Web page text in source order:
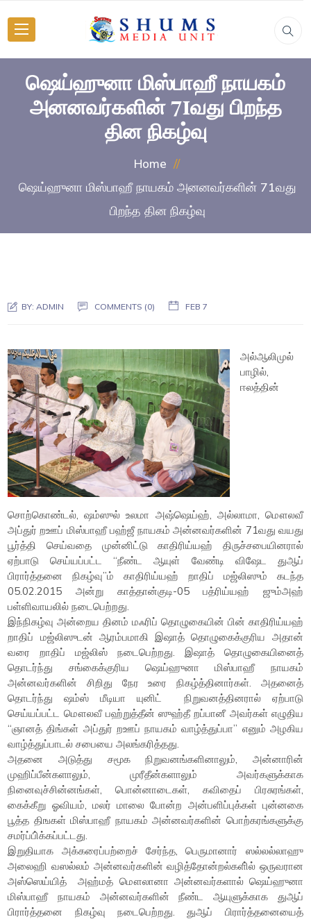
ஷெய்ஹுனா மிஸ்பாஹீ நாயகம்
அனனவர்களின் 71வது பிறந்த
தின நிகழ்வு
Home
ஷெய்ஹுனா மிஸ்பாஹீ நாயகம் அனனவர்களின் 71வது
பிறந்த தின நிகழ்வு
BY:ADMIN COMMENTS (0) FEB 7
அல்ஆலிமுல்
பாழில்,
ஈலத்தின்
சொற்கொண்டல், ஷம்ஸுல் உலமா அஷ்ஷெய்ஹ், அல்லாமா, மௌலவீ
அப்துர் றஊப் மிஸ்பாஹீ பஹ்ஜீ நாயகம் அன்னவர்களின் 71வது வயது
பூர்த்தி செய்வதை முன்னிட்டு காதிரிய்யஹ் திருச்சபையினரால்
ஏற்பாடு செய்யப்பட்ட “நீண்ட ஆயுள் வேண்டி விஷேட துஆப்
பிரார்த்தனை நிகழ்வு”ம் காதிரிய்யஹ் றாதிப் மஜ்லிஸும் கடந்த
05.02.2015 அன்று காத்தான்குடி-05 பத்ரிய்யஹ் ஜும்அஹ்
பள்ளிவாயலில் நடைபெற்றது.
இந்நிகழ்வு அன்றைய தினம் மஃரிப் தொழுகையின் பின் காதிரிய்யஹ்
றாதிப் மஜ்லிஸுடன் ஆரம்பமாகி இஷாத் தொழுகைக்குரிய அதான்
வரை றாதிப் மஜ்லிஸ் நடைபெற்றது. இஷாத் தொழுகையினைத்
தொடர்ந்து சங்கைக்குரிய ஷெய்ஹுனா மிஸ்பாஹீ நாயகம்
அன்னவர்களின் சிறிது நேர உரை நிகழ்த்தினார்கள். அதனைத்
தொடர்ந்து ஷம்ஸ் மீடியா யுனிட் நிறுவனத்தினரால் ஏற்பாடு
செய்யப்பட்ட மௌலவீ பஹ்றுத்தீன் ஸுஹ்தீ றப்பானீ அவர்கள் எழுதிய
“ஞானத் திங்கள் அப்துர் றஊப் நாயகம் வாழ்த்துப்பா” எனும் அழகிய
வாழ்த்துப்பாடல் சபையை அலங்கரித்தது.
அதனை அடுத்து சமூக நிறுவனங்களினாலும், அன்னாரின்
முஹிப்பீன்களாலும், முரீதீன்களாலும் அவர்களுக்காக
நினைவுச்சின்னங்கள், பொன்னாடைகள், கவிதைப் பிரசுரங்கள்,
கைக்கீறு ஓவியம், மலர் மாலை போன்ற அன்பளிப்புக்கள் புன்னகை
பூத்த திஙகள் மிஸ்பாஹீ நாயகம் அன்னவர்களின் பொற்கரங்களுக்கு
சமர்ப்பி்க்கப்பட்டது.
இறுதியாக அக்கரைப்பற்றைச் சேர்ந்த, பெருமானார் ஸல்லல்லாஹு
அலைஹி வஸல்லம் அன்னவர்களின் வழித்தோன்றல்களி்ல் ஒருவரான
அஸ்ஸெய்யித் அஹ்மத் மௌலானா அன்னவர்களால் ஷெய்ஹுனா
மிஸ்பாஹீ நாயகம் அன்னவர்களின் நீண்ட ஆயுளுக்காக துஆப்
பிரார்த்தனை நிகழ்வு நடைபெற்றது. துஆப் பிரார்த்தனையைத்